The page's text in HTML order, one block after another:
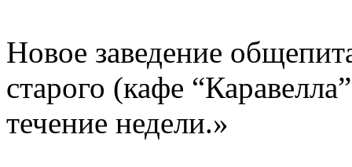
Новое заведение
старого (кафе
течение недели.»